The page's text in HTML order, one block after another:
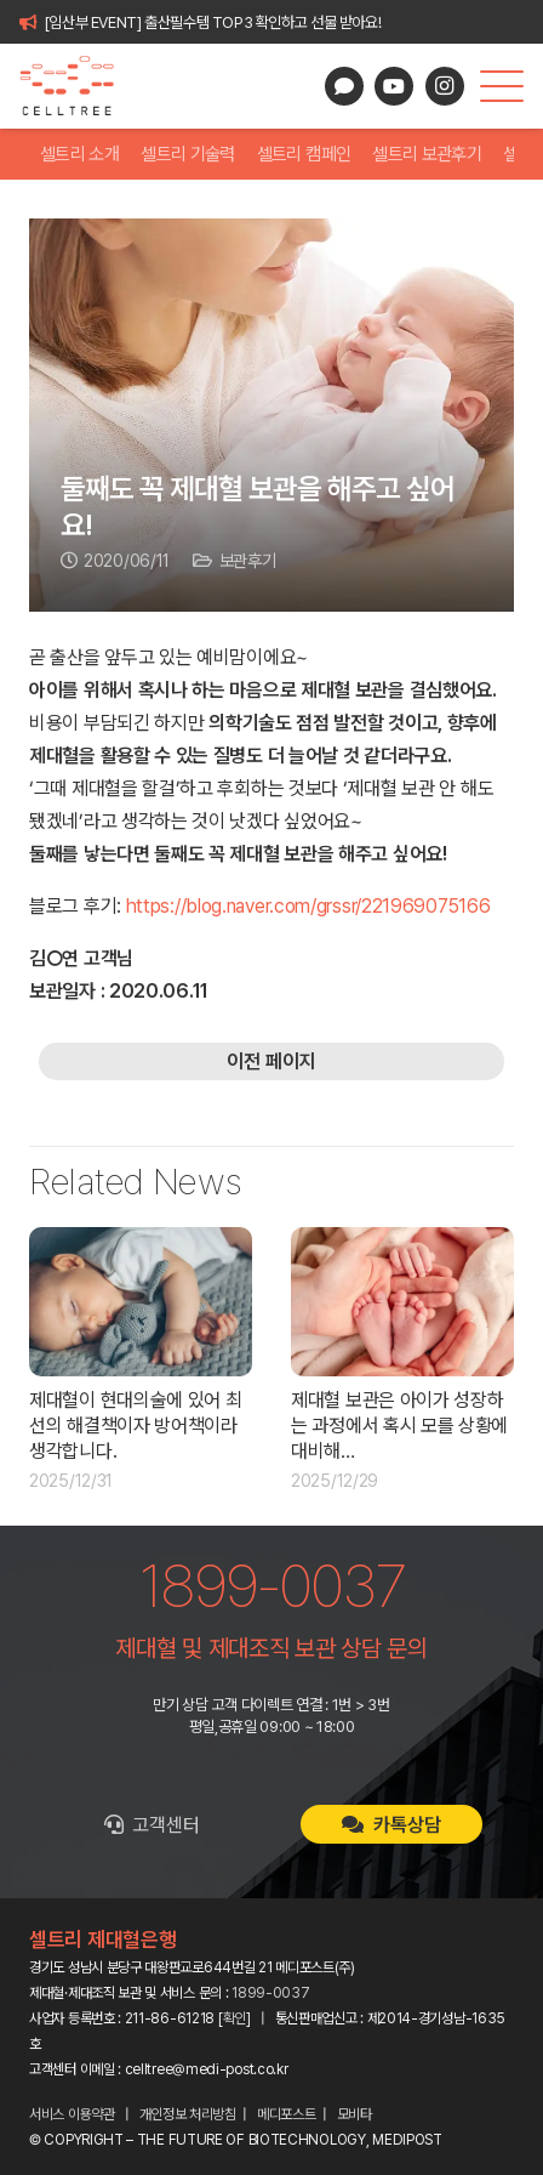
[임산부 EVENT] 출산필수템 TOP3 확인하고 선물 받아요!
셀트리 소개 셀트리 기술력 셀트리 캠페인 셀트리 보관후기 셀트
둘째도 꼭 제대혈 보관을 해주고 싶어
요!
2020/06/11 보관후기
곧 출산을 앞두고 있는 예비맘이에요~
아이를 위해서 혹시나 하는 마음으로 제대혈 보관을 결심했어요.
비용이 부담되긴 하지만의학기술도 점점 발전할 것이고, 향후에
제대혈을 활용할 수 있는 질병도 더 늘어날 것 같더라구요.
‘그때 제대혈을 할걸’하고 후회하는 것보다 ‘제대혈 보관 안 해도
됐겠네’라고 생각하는 것이 낫겠다 싶었어요~
둘째를 낳는다면 둘째도 꼭 제대혈 보관을 해주고 싶어요!
블로그 후기: https://blog.naver.com/grssr/221969075166
김○연 고객님
보관일자 : 2020.06.11
이전 페이지
Related News
제대혈이 현대의술에 있어 최
선의 해결책이자 방어책이라
생각합니다.
2025/12/31
제대혈 보관은 아이가 성장하
는 과정에서 혹시 모를 상황에
대비해…
2025/12/29
1899-0037
제대혈 및 제대조직 보관 상담 문의
만기 상담 고객 다이렉트 연결 : 1번 > 3번
평일,공휴일 09:00 ~ 18:00
고객센터 카톡상담
셀트리 제대혈은행
경기도 성남시 분당구 대왕판교로644번길 21 메디포스트(주)
제대혈·제대조직 보관 및 서비스 문의 : 1899-0037
사업자 등록번호 : 211-86-61218 [확인] | 통신판매업신고 : 제2014-경기성남-1635
호
고객센터 이메일 : celltree@medi-post.co.kr
서비스 이용약관| 개인정보 처리방침 | 메디포스트 | 모비타
© COPYRIGHT – THE FUTURE OF BIOTECHNOLOGY, MEDIPOST